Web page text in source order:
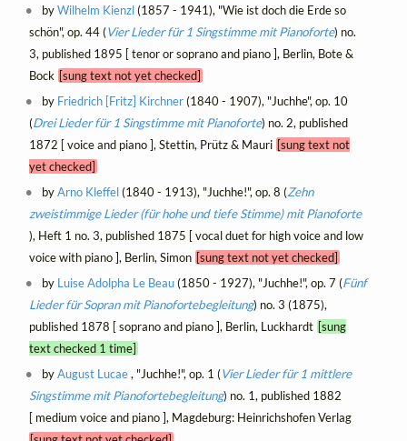
byWilhelm Kienzl(1857 - 1941), "Wie ist doch die Erde so
schön", op. 44 (Vier Lieder für 1 Singstimme mit Pianoforte) no.
3, published 1895 [ tenor or soprano and piano ], Berlin, Bote &
Bock [sung text not yet checked]
by Friedrich [Fritz] Kirchner(1840 - 1907), "Juchhe", op. 10
(Drei Lieder für 1 Singstimme mit Pianoforte) no. 2, published
1872 [ voice and piano ], Stettin, Prütz & Mauri [sung text not
yet checked]
byArno Kleffel(1840 - 1913), "Juchhe!", op. 8 (Zehn
zweistimmige Lieder (für hohe und tiefe Stimme) mit Pianoforte
), Heft 1 no. 3, published 1875 [ vocal duet for high voice and low
voice with piano ], Berlin, Simon [sung text not yet checked]
by Luise Adolpha Le Beau(1850 - 1927), "Juchhe!", op. 7 (Fünf
Lieder für Sopran mit Pianofortebegleitung) no. 3 (1875),
published 1878 [ soprano and piano ], Berlin, Luckhardt [sung
text checked 1 time]
byAugust Lucae, "Juchhe!", op. 1 (Vier Lieder für 1 mittlere
Singstimme mit Pianofortebegleitung) no. 1, published 1882
[ medium voice and piano ], Magdeburg: Heinrichshofen Verlag